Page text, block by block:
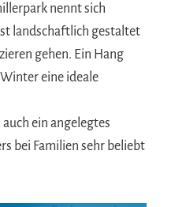
nennt sich
landschaftlich gestaltet
gehen. Ein Hang
eine ideale
ein angelegtes
bei Familien sehr beliebt